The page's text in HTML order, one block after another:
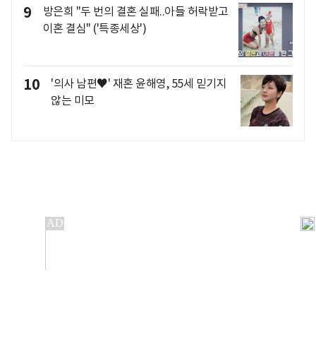
9
방은희 "두 번의 결혼 실패..아들 허락받고
이혼 결심" ('특종세상')
10
'의사 남편♥' 재혼 윤해영, 55세 믿기지
않는 미모